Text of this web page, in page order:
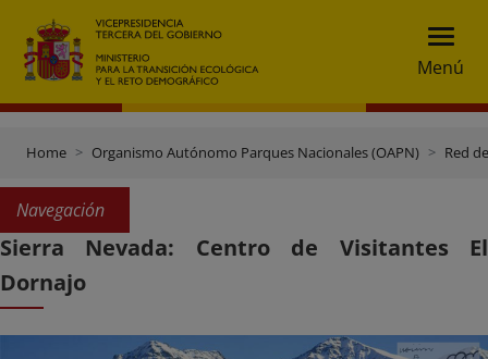
Menú
Home Organismo Autónomo Parques Nacionales (OAPN) Red
Navegación
Sierra Nevada: Centro de Visitantes El
Dornajo